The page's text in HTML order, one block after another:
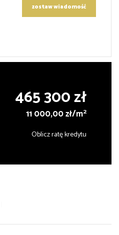
zostaw wiadomość
465 300 zł
11 000,00 zł/m2
Oblicz ratę kredytu